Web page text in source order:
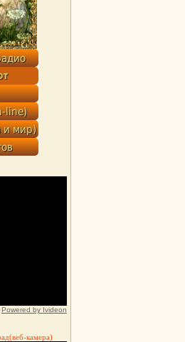
Powered by Ivideon
камера)